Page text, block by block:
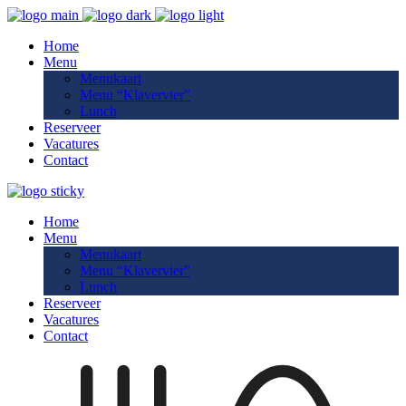
Home
Menu
Menukaart
Menu “Klavervier”
Lunch
Reserveer
Vacatures
Contact
Home
Menu
Menukaart
Menu “Klavervier”
Lunch
Reserveer
Vacatures
Contact